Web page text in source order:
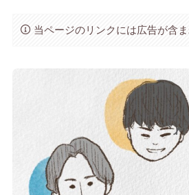
当ページのリンクには広告が含ま